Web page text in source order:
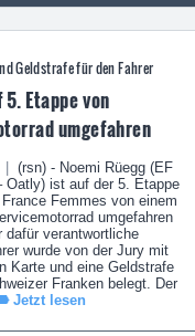
Geldstrafe für den Fahrer
5. Etappe von
umgefahren
(rsn) - Noemi Rüegg (EF
Oatly) ist auf der 5. Etappe
Femmes von einem
umgefahren
dafür verantwortliche
wurde von der Jury mit
Karte und eine Geldstrafe
Franken belegt. Der
Jetzt lesen